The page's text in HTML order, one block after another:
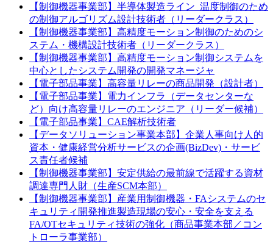
【制御機器事業部】半導体製造ライン_温度制御のため
の制御アルゴリズム設計技術者（リーダークラス）
【制御機器事業部】高精度モーション制御のためのシ
ステム・機構設計技術者（リーダークラス）
【制御機器事業部】高精度モーション制御システムを
中心としたシステム開発の開発マネージャ
【電子部品事業】高容量リレーの商品開発（設計者）
【電子部品事業】電力インフラ（データセンターな
ど）向け高容量リレーのエンジニア（リーダー候補）
【電子部品事業】CAE解析技術者
【データソリューション事業本部】企業人事向け人的
資本・健康経営分析サービスの企画(BizDev)・サービ
ス責任者候補
【制御機器事業部】安定供給の最前線で活躍する資材
調達専門人財（生産SCM本部）
【制御機器事業部】産業用制御機器・FAシステムのセ
キュリティ開発推進製造現場の安心・安全を支える
FA/OTセキュリティ技術の強化（商品事業本部／コン
トローラ事業部）